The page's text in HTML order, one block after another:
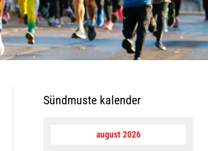
Sündmuste kalender
august 2026